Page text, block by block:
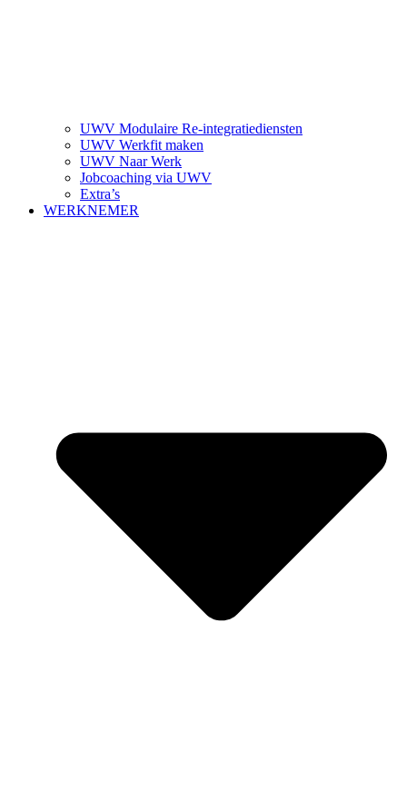
UWV Modulaire Re-integratiediensten
UWV Werkfit maken
UWV Naar Werk
Jobcoaching via UWV
Extra’s
WERKNEMER